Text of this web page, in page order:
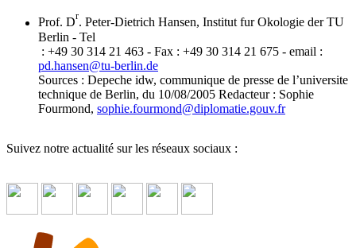
Prof. Dr. Peter-Dietrich Hansen, Institut fur Okologie der TU
Berlin - Tel
: +49 30 314 21 463 - Fax : +49 30 314 21 675 - email :
pd.hansen@tu-berlin.de
Sources : Depeche idw, communique de presse de l’universite
technique de Berlin, du 10/08/2005 Redacteur : Sophie
Fourmond, sophie.fourmond@diplomatie.gouv.fr
Suivez notre actualité sur les réseaux sociaux :